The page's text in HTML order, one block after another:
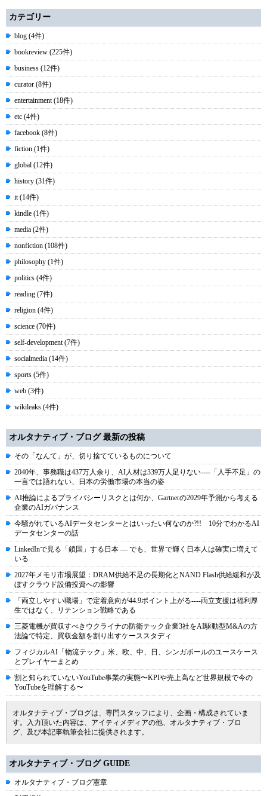
カテゴリー
blog (4件)
bookreview (225件)
business (12件)
curator (8件)
entertainment (18件)
etc (4件)
facebook (8件)
fiction (1件)
global (12件)
history (31件)
it (14件)
kindle (1件)
media (2件)
nonfiction (108件)
philosophy (1件)
politics (4件)
reading (7件)
religion (4件)
science (70件)
self-development (7件)
socialmedia (14件)
sports (5件)
web (3件)
wikileaks (4件)
オルタナティブ・ブログ 最新の投稿
その「なんて」が、切り捨てているものについて
2040年、事務職は437万人余り、AI人材は339万人足りない----「人手不足」の
一言では語れない、日本の労働市場の本当の姿
AI推論によるプライバシーリスクとは何か、Gartnerの2029年予測から考える
企業のAIガバナンス
今騒がれているAIデータセンターとはいったい何なのか?!! 10分でわかるAI
データセンターの話
LinkedInで見る「鎖国」する日本 ― でも、世界で輝く日本人は確実に増えて
いる
2027年メモリ市場展望：DRAM供給不足の長期化とNAND Flash供給緩和が及
ぼすクラウド設備投資への影響
「両立しやすい職場」で定着意向が44.9ポイント上がる----両立支援は福利厚
生ではなく、リテンション戦略である
三菱電機が買収すべきウクライナの防衛テック企業3社をAI駆動型M&Aの方
法論で特定、買収金額を割り出すケーススタディ
フィジカルAI「物流テック」米、欧、中、日、シンガポールのユースケース
とプレイヤーまとめ
割と知られていないYouTube事業の実態〜KPIや売上高など世界規模で今の
YouTubeを理解する〜
オルタナティブ・ブログは、専門スタッフにより、企画・構成されていま
す。入力頂いた内容は、アイティメディアの他、オルタナティブ・ブロ
グ、及び本記事執筆会社に提供されます。
オルタナティブ・ブログ GUIDE
オルタナティブ・ブログ憲章